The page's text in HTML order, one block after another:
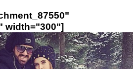
width="300"]